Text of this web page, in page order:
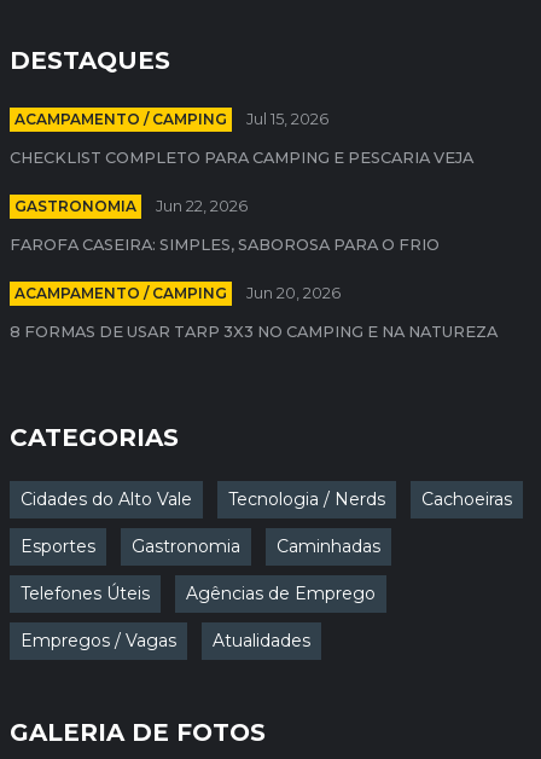
DESTAQUES
ACAMPAMENTO / CAMPING Jul 15, 2026
CHECKLIST COMPLETO PARA CAMPING E PESCARIA VEJA
GASTRONOMIA Jun 22, 2026
FAROFA CASEIRA: SIMPLES, SABOROSA PARA O FRIO
ACAMPAMENTO / CAMPING Jun 20, 2026
8 FORMAS DE USAR TARP 3X3 NO CAMPING E NA NATUREZA
CATEGORIAS
Cidades do Alto Vale Tecnologia / Nerds Cachoeiras
Esportes Gastronomia Caminhadas
Telefones Úteis Agências de Emprego
Empregos / Vagas Atualidades
GALERIA DE FOTOS